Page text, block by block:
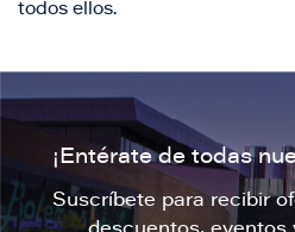
todos ellos.
¡Entérate de todas
Suscríbete para recibir